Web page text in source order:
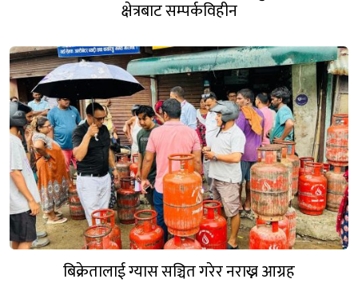
क्षेत्रबाट सम्पर्कविहीन
बिक्रेतालाई ग्यास सञ्चित गरेर नराख्न आग्रह